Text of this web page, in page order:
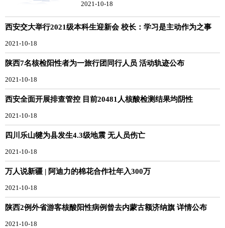
2021-10-18
西安交大举行2021级本科生迎新会 校长：学习是主动作为之事
2021-10-18
陕西7名核检阳性者为一旅行团同行人员 活动轨迹公布
2021-10-18
西安全面开展排查管控 目前20481人核酸检测结果均阴性
2021-10-18
四川乐山犍为县发生4.3级地震 无人员伤亡
2021-10-18
万人说新疆 | 阿迪力的棉花合作社年入300万
2021-10-18
陕西2例外省游客核酸阳性病例曾去内蒙古额济纳旗 详情公布
2021-10-18